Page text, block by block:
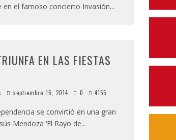
en el famoso concierto Invasión...
EN LAS FIESTAS
septiembre 16, 2014 0 4155
se convirtió en una gran
Mendoza ‘El Rayo de...